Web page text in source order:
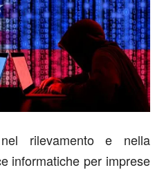
rilevamento e nella
informatiche per imprese